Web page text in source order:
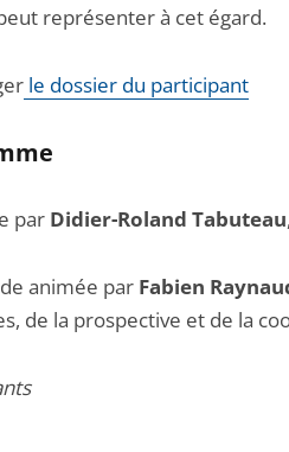
représenter à cet égard.
le dossier du participant
par Didier-Roland Tabuteau
animée par Fabien
de la prospective et de la